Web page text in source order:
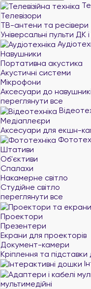
Телевізори
ТВ-антени та ресівери
Універсальні пульти ДК
Навушники
Портативна акустика
Акустичні системи
Мікрофони
Аксесуари до
переглянути все
Медіаплеєри
Аксесуари для екшн-
Штативи
Об'єктиви
Спалахи
Накамерне світло
Студійне світло
переглянути все
Проектори
Презентери
Екрани для проекторів
Документ-камери
Кріплення та
мультимедійні